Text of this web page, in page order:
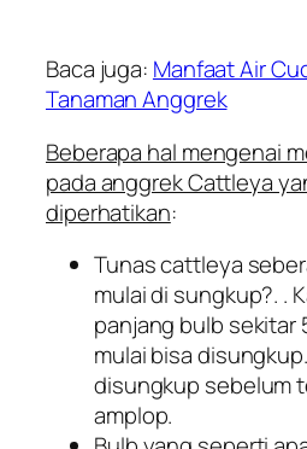
Baca juga: Manfaat Air
Tanaman Anggrek
Beberapa hal mengenai
pada anggrek Cattleya
diperhatikan:
Tunas cattleya
mulai di sungkup?. .
panjang bulb sekitar
mulai bisa
disungkup sebelum
amplop.